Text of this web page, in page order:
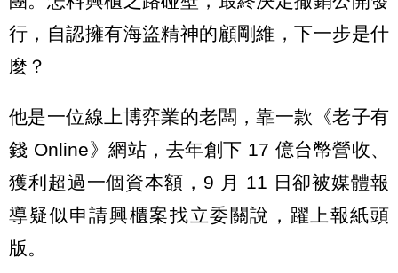
行，自認擁有海盜精神的顧剛維，下一步是什
麼？
他是一位線上博弈業的老闆，靠一款《老子有
錢 Online》網站，去年創下 17 億台幣營收、
獲利超過一個資本額，9 月 11 日卻被媒體報
導疑似申請興櫃案找立委關說，躍上報紙頭
版。